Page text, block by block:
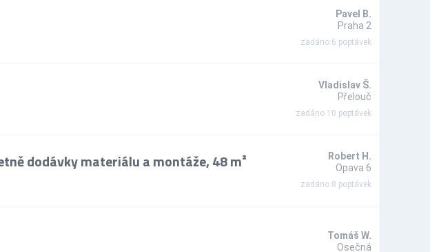
Pavel B.
Praha 2
zadáno 6 poptávek
Vladislav Š.
Přelouč
zadáno 10 poptávek
dodávky materiálu a montáže, 48 m²
Robert H.
Opava 6
zadáno 8 poptávek
Tomáš W.
Osečná